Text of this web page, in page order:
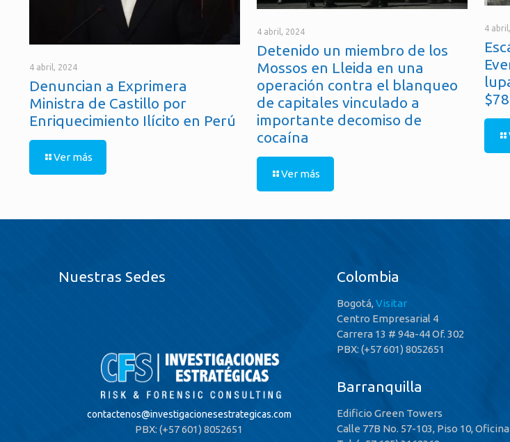
4 abril, 2024
Denuncian a Exprimera
Ministra de Castillo por
Enriquecimiento Ilícito en Perú
Ver más
4 abril, 2024
Detenido un miembro de los
Mossos en Lleida en una
operación contra el blanqueo
de capitales vinculado a
importante decomiso de
cocaína
Ver más
4
Nuestras Sedes
contactenos@investigacionesestrategicas.com
PBX: (+57 601) 8052651
Colombia
Bogotá,Visitar
Centro Empresarial 4
Carrera 13 # 94a-44 Of. 302
PBX: (+57 601) 8052651
Barranquilla
Edificio Green Towers
Calle 77B No. 57-103, Piso 10, Oficina